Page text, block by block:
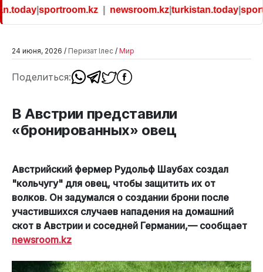
|sportroom.kz| newsroom.kz|turkistan.today|
24 июня, 2026 / Перизат Ілес / Мир
Поделиться:
В Австрии представили
«бронированных» овец
Австрийский фермер Рудольф Шаубах создал
"кольчугу" для овец, чтобы защитить их от
волков. Он задумался о создании брони после
участившихся случаев нападения на домашний
скот в Австрии и соседней Германии,— сообщает
newsroom.kz